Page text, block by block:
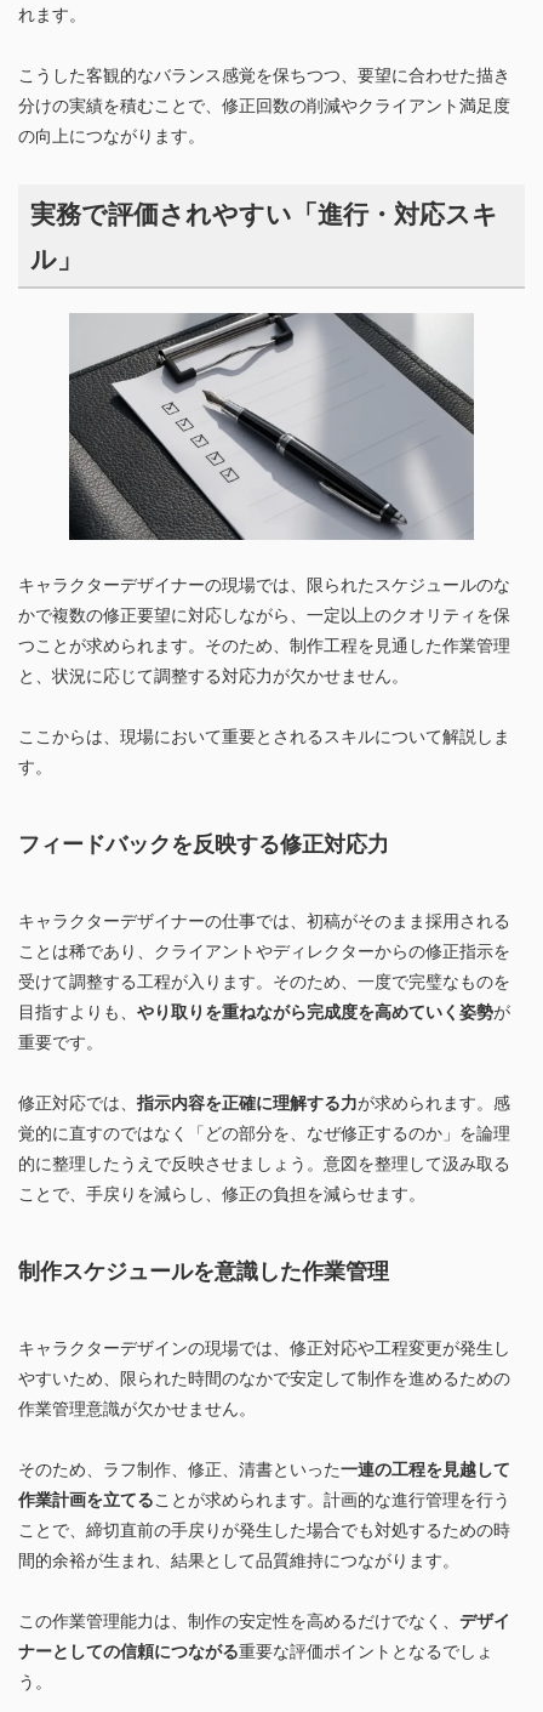
れます。
こうした客観的なバランス感覚を保ちつつ、要望に合わせた描き
分けの実績を積むことで、修正回数の削減やクライアント満足度
の向上につながります。
実務で評価されやすい「進行・対応スキ
ル」
キャラクターデザイナーの現場では、限られたスケジュールのな
かで複数の修正要望に対応しながら、一定以上のクオリティを保
つことが求められます。そのため、制作工程を見通した作業管理
と、状況に応じて調整する対応力が欠かせません。
ここからは、現場において重要とされるスキルについて解説しま
す。
フィードバックを反映する修正対応力
キャラクターデザイナーの仕事では、初稿がそのまま採用される
ことは稀であり、クライアントやディレクターからの修正指示を
受けて調整する工程が入ります。そのため、一度で完璧なものを
目指すよりも、 やり取りを重ねながら完成度を高めていく姿勢が
重要です。
修正対応では、 指示内容を正確に理解する力が求められます。感
覚的に直すのではなく「どの部分を、なぜ修正するのか」を論理
的に整理したうえで反映させましょう。意図を整理して汲み取る
ことで、手戻りを減らし、修正の負担を減らせます。
制作スケジュールを意識した作業管理
キャラクターデザインの現場では、修正対応や工程変更が発生し
やすいため、限られた時間のなかで安定して制作を進めるための
作業管理意識が欠かせません。
そのため、ラフ制作、修正、清書といった一連の工程を見越して
作業計画を立てることが求められます。計画的な進行管理を行う
ことで、締切直前の手戻りが発生した場合でも対処するための時
間的余裕が生まれ、結果として品質維持につながります。
この作業管理能力は、制作の安定性を高めるだけでなく、 デザイ
ナーとしての信頼につながる重要な評価ポイントとなるでしょ
う。